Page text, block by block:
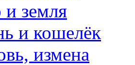
земля
и кошелёк
измена